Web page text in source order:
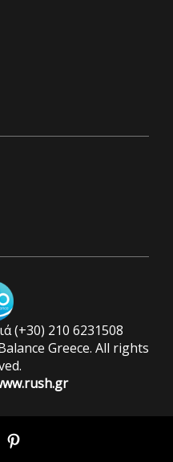
(+30) 210 6231508
Greece. All rights